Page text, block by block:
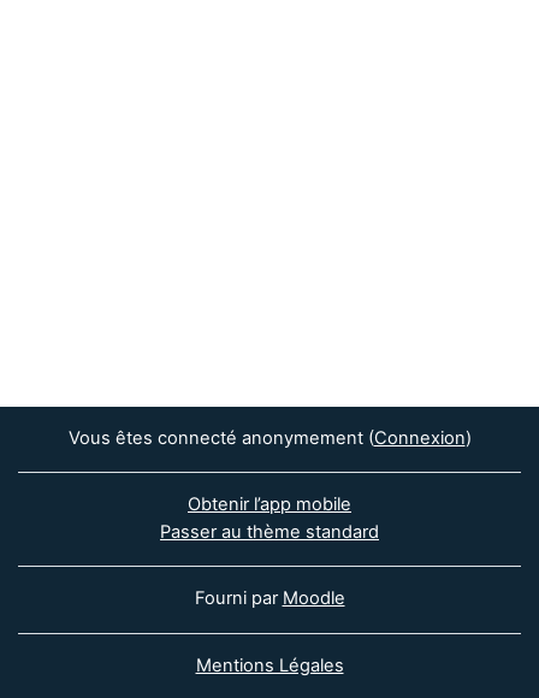
Vous êtes connecté anonymement (Connexion)
Obtenir l’app mobile
Passer au thème standard
Fourni par Moodle
Mentions Légales